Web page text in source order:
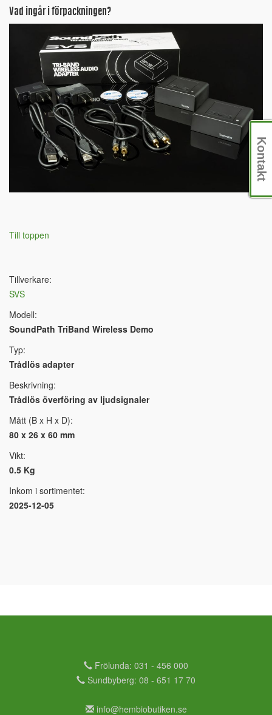
Vad ingår i förpackningen?
Till toppen
Tillverkare:
SVS
Modell:
SoundPath TriBand Wireless Demo
Typ:
Trådlös adapter
Beskrivning:
Trådlös överföring av ljudsignaler
Mått (B x H x D):
80 x 26 x 60 mm
Vikt:
0.5 Kg
Inkom i sortimentet:
2025-12-05
Frölunda: 031 - 456 000
Sundbyberg: 08 - 651 17 70
info@hembiobutiken.se
Kontakt